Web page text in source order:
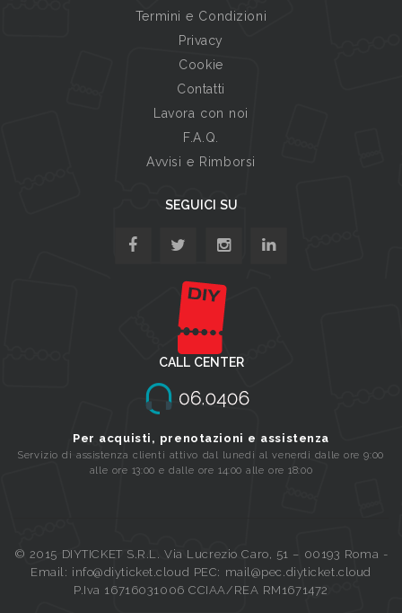
Termini e Condizioni
Privacy
Cookie
Contatti
Lavora con noi
F.A.Q.
Avvisi e Rimborsi
SEGUICI SU
CALL CENTER
Per acquisti, prenotazioni e assistenza
Servizio di assistenza clienti attivo dal lunedi al venerdi dalle ore 9:00
alle ore 13:00 e dalle ore 14:00 alle ore 18:00
© 2015 DIYTICKET S.R.L. Via Lucrezio Caro, 51 – 00193 Roma -
Email: info@diyticket.cloud PEC: mail@pec.diyticket.cloud
P.Iva 16716031006 CCIAA/REA RM1671472